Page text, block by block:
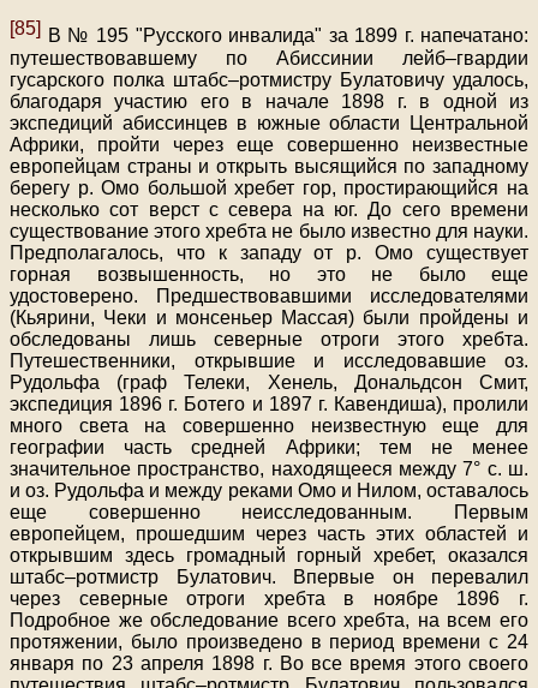
[85]
В № 195 "Русского инвалида" за 1899 г. напечатано:
путешествовавшему по Абиссинии лейб–гвардии
гусарского полка штабс–ротмистру Булатовичу удалось,
благодаря участию его в начале 1898 г. в одной из
экспедиций абиссинцев в южные области Центральной
Африки, пройти через еще совершенно неизвестные
европейцам страны и открыть высящийся по западному
берегу р. Омо большой хребет гор, простирающийся на
несколько сот верст с севера на юг. До сего времени
существование этого хребта не было известно для науки.
Предполагалось, что к западу от р. Омо существует
горная возвышенность, но это не было еще
удостоверено. Предшествовавшими исследователями
(Кьярини, Чеки и монсеньер Массая) были пройдены и
обследованы лишь северные отроги этого хребта.
Путешественники, открывшие и исследовавшие оз.
Рудольфа (граф Телеки, Хенель, Дональдсон Смит,
экспедиция 1896 г. Ботего и 1897 г. Кавендиша), пролили
много света на совершенно неизвестную еще для
географии часть средней Африки; тем не менее
значительное пространство, находящееся между 7° с. ш.
и оз. Рудольфа и между реками Омо и Нилом, оставалось
еще совершенно неисследованным. Первым
европейцем, прошедшим через часть этих областей и
открывшим здесь громадный горный хребет, оказался
штабс–ротмистр Булатович. Впервые он перевалил
через северные отроги хребта в ноябре 1896 г.
Подробное же обследование всего хребта, на всем его
протяжении, было произведено в период времени с 24
января по 23 апреля 1898 г. Во все время этого своего